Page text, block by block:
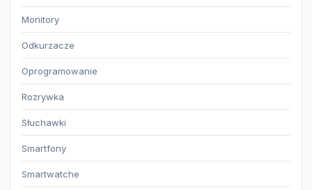
Monitory
Odkurzacze
Oprogramowanie
Rozrywka
Słuchawki
Smartfony
Smartwatche